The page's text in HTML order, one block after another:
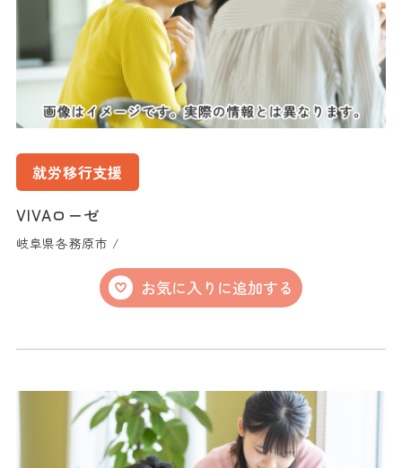
就労移行支援
VIVAローゼ
岐阜県各務原市 /
お気に入りに追加する